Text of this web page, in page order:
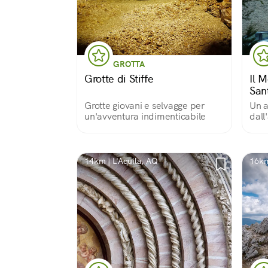
GROTTA
Grotte di Stiffe
Grotte giovani e selvagge per
un'avventura indimenticabile
Il
Un
14km | L'Aquila, AQ